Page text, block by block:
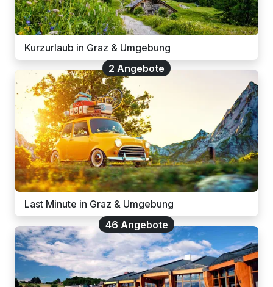
Kurzurlaub in Graz & Umgebung
2 Angebote
Last Minute in Graz & Umgebung
46 Angebote